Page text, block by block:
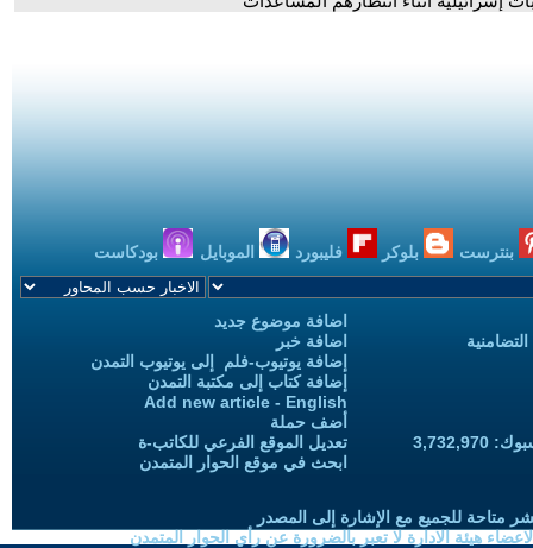
بنترست بلوكر فليبورد الموبايل بودكاست
اضافة موضوع جديد
اضافة خبر
إضافة يوتيوب-فلم إلى يوتيوب التمدن
إضافة كتاب إلى مكتبة التمدن
Add new article - English
أضف حملة
تعديل الموقع الفرعي للكاتب-ة
ابحث في موقع الحوار المتمدن
متاحة للجميع مع الإشارة إلى المصدر
هيئة الادارة لا تعبر بالضرورة عن رأي الحوار المتمدن